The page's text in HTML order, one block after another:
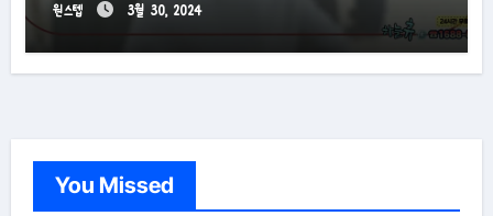
원스텝 3월 30, 2024
You Missed